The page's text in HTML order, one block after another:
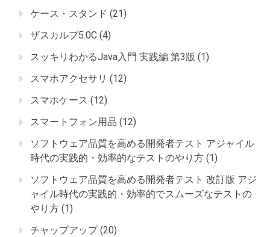
ケース・スタンド (21)
ザスカルプ5.0C (4)
スッキリわかるJava入門 実践編 第3版 (1)
スマホアクセサリ (12)
スマホケース (12)
スマートフォン用品 (12)
ソフトウェア品質を高める開発者テスト アジャイル
時代の実践的・効率的なテストのやり方 (1)
ソフトウェア品質を高める開発者テスト 改訂版 アジ
ャイル時代の実践的・効率的でスムーズなテストの
やり方 (1)
チャップアップ(20)